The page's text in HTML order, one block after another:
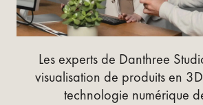
Les experts de Danthree
visualisation de produits en
technologie numérique